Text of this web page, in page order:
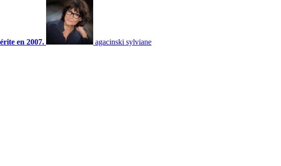
en 2007.
agacinski sylviane